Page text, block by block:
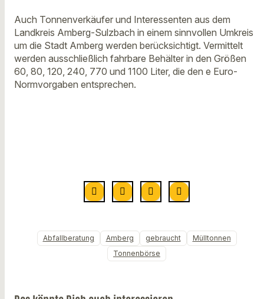
Auch Tonnenverkäufer und Interessenten aus dem
Landkreis Amberg-Sulzbach in einem sinnvollen Umkreis
um die Stadt Amberg werden berücksichtigt. Vermittelt
werden ausschließlich fahrbare Behälter in den Größen
60, 80, 120, 240, 770 und 1100 Liter, die den e Euro-
Normvorgaben entsprechen.
Abfallberatung Amberg gebraucht
Mülltonnen
Tonnenbörse